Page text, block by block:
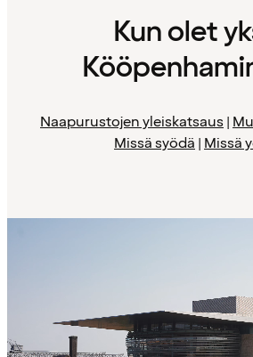
Kun olet
Naapurustojen yleiskatsaus|
Missä syödä | Missä